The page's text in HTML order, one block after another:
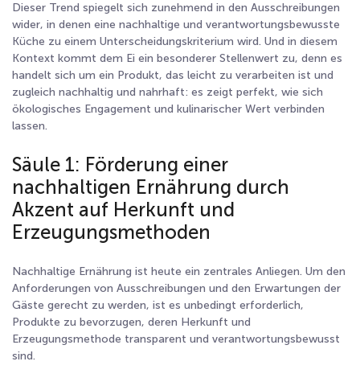
Dieser Trend spiegelt sich zunehmend in den Ausschreibungen
wider, in denen eine nachhaltige und verantwortungsbewusste
Küche zu einem Unterscheidungskriterium wird. Und in diesem
Kontext kommt dem Ei ein besonderer Stellenwert zu, denn es
handelt sich um ein Produkt, das leicht zu verarbeiten ist und
zugleich nachhaltig und nahrhaft: es zeigt perfekt, wie sich
ökologisches Engagement und kulinarischer Wert verbinden
lassen.
Säule 1: Förderung einer
nachhaltigen Ernährung durch
Akzent auf Herkunft und
Erzeugungsmethoden
Nachhaltige Ernährung ist heute ein zentrales Anliegen. Um den
Anforderungen von Ausschreibungen und den Erwartungen der
Gäste gerecht zu werden, ist es unbedingt erforderlich,
Produkte zu bevorzugen, deren Herkunft und
Erzeugungsmethode transparent und verantwortungsbewusst
sind.